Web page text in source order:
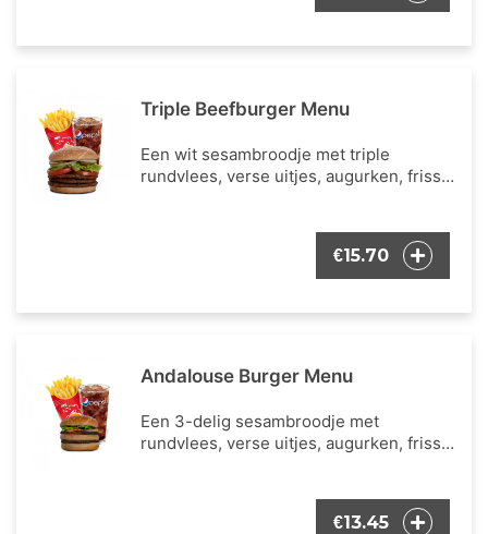
Triple Beefburger Menu
Een wit sesambroodje met triple
rundvlees, verse uitjes, augurken, frisse
portie Franse frietjes en een frisdrank
€15.70
Andalouse Burger Menu
Een 3-delig sesambroodje met
rundvlees, verse uitjes, augurken, frisse
Franse frietjes en een frisdrank naar
€13.45